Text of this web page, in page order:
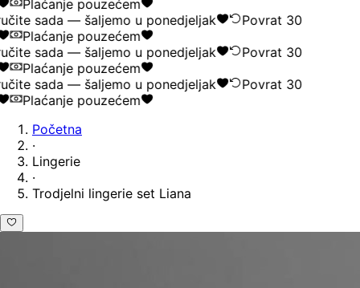
Plaćanje pouzećem
sada — šaljemo u ponedjeljak
Povrat 30
Plaćanje pouzećem
sada — šaljemo u ponedjeljak
Povrat 30
Plaćanje pouzećem
sada — šaljemo u ponedjeljak
Povrat 30
Plaćanje pouzećem
Početna
·
Lingerie
·
Trodjelni lingerie set Liana